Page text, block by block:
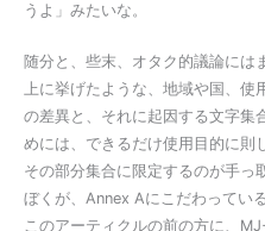
うよ」みたいな。
随分と、些末、オタク的議論には
上に挙げたような、地域や国、使
の差異と、それに起因する文字集
めには、できるだけ使用目的に則
その部分集合に限定するのが手っ
ぼくが、Annex Aにこだわってい
このアーティクルの前の方に、